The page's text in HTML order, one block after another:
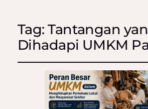
Tag:Tantangan
Dihadapi UMKM